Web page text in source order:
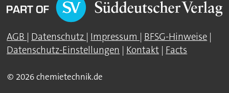
AGB | Datenschutz | Impressum | BFSG-Hinweise |
Datenschutz-Einstellungen | Kontakt | Facts
© 2026 chemietechnik.de